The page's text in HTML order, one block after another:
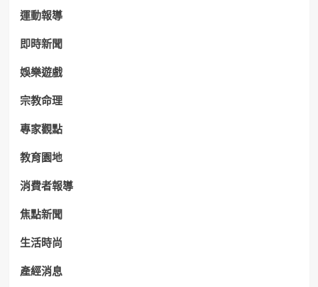
運動報導
即時新聞
娛樂遊戲
宗教命理
專家觀點
教育園地
消費者報導
焦點新聞
生活時尚
產經消息